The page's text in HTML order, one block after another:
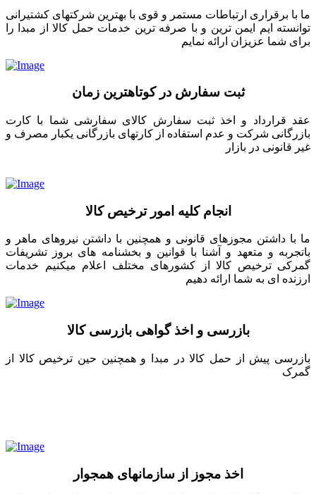
ما با برقراری ارتباطات مستمر و قوی با بهترین شرکتهای کشتیرانی
توانسته ایم ایمن ترین و با صرفه ترین خدمات حمل کالا از مبدا را
برای شما عزیزان ارائه نمایم
ثبت سفارش در کوتاهترین زمان
عقد قرارداد و اخذ ثبت سفارش کالای سفارشی شما با کارت
بازرگانی شرکت و عدم استفاده از کارتهای بازرگانی یکبار مصرف و
غیر قانونی در بازار
انجام کلیه امور ترخیص کالا
ما با داشتن مجوزهای قانونی و همچنین با داشتن نیروهای ماهر و
باتجربه و متعهد و آشنا با قوانین و بخشنامه های بروز تشریفات
گمرکی ترخیص کالا از کشورهای مختلف اعلام میکنیم خدمات
ارزنده ای به شما ارائه دهیم
بازرسی و اخذ گواهی بازرسی کالا
بازرسی پیش از حمل کالا در مبدا و همچنین حین ترخیص کالا از
گمرک
اخذ مجوز از سازمانهای همجوار